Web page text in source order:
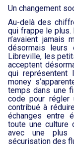
Un changement
Au-delà des
qui frappe le
n’avaient jamais
désormais leurs
Libreville, les
acceptent
qui représentent
money
temps dans une
code pour régler
contribué à
échanges entre
toute une culture
avec une plus
sécurisation des